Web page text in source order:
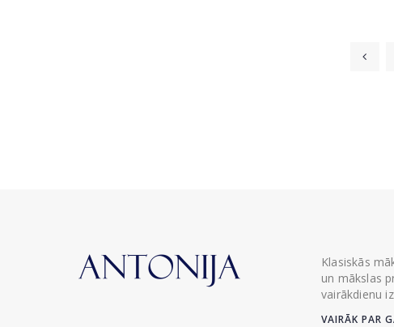
Klasiskās
un mākslas
vairākdienu
VAIRĀK PAR